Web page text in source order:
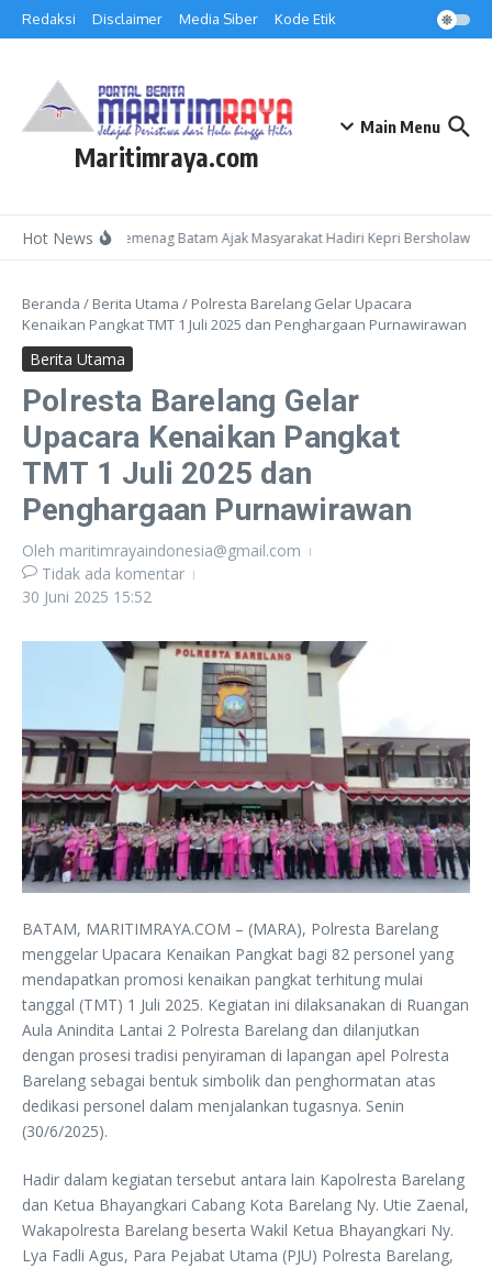
Lewati ke konten
Redaksi Disclaimer Media Siber Kode Etik
Maritimraya.com
Main Menu
Hot NewsKepala Kemenag Batam Ajak Masyarakat Hadiri Kepri Bersholawat 3
Beranda / Berita Utama / Polresta Barelang Gelar Upacara
Kenaikan Pangkat TMT 1 Juli 2025 dan Penghargaan Purnawirawan
Berita Utama
Polresta Barelang Gelar
Upacara Kenaikan Pangkat
TMT 1 Juli 2025 dan
Penghargaan Purnawirawan
Oleh maritimrayaindonesia@gmail.com
Tidak ada komentar
30 Juni 2025 15:52
BATAM, MARITIMRAYA.COM – (MARA), Polresta Barelang
menggelar Upacara Kenaikan Pangkat bagi 82 personel yang
mendapatkan promosi kenaikan pangkat terhitung mulai
tanggal (TMT) 1 Juli 2025. Kegiatan ini dilaksanakan di Ruangan
Aula Anindita Lantai 2 Polresta Barelang dan dilanjutkan
dengan prosesi tradisi penyiraman di lapangan apel Polresta
Barelang sebagai bentuk simbolik dan penghormatan atas
dedikasi personel dalam menjalankan tugasnya. Senin
(30/6/2025).
Hadir dalam kegiatan tersebut antara lain Kapolresta Barelang
dan Ketua Bhayangkari Cabang Kota Barelang Ny. Utie Zaenal,
Wakapolresta Barelang beserta Wakil Ketua Bhayangkari Ny.
Lya Fadli Agus, Para Pejabat Utama (PJU) Polresta Barelang,